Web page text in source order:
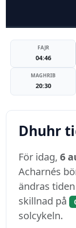
FAJR
04:46
MAGHRIB
20:30
Dhuhr
För idag, 6
Acharnés
ändras
skillnad på
solcykeln.